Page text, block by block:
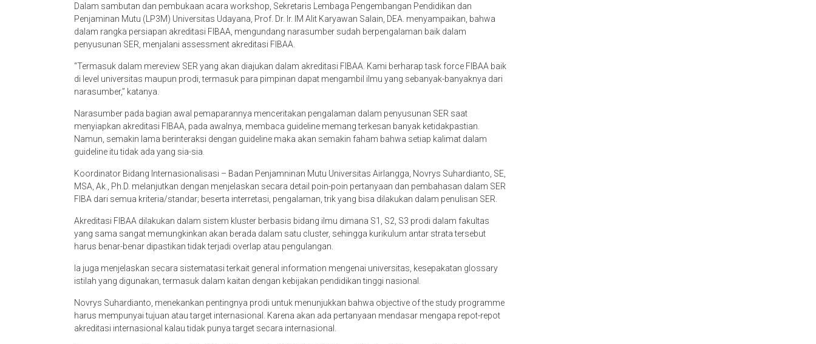
Dalam sambutan dan pembukaan acara workshop, Sekretaris Lembaga Pengembangan Pendidikan dan
Penjaminan Mutu (LP3M) Universitas Udayana, Prof. Dr. Ir. IM Alit Karyawan Salain, DEA. menyampaikan, bahwa
dalam rangka persiapan akreditasi FIBAA, mengundang narasumber sudah berpengalaman baik dalam
penyusunan SER, menjalani assessment akreditasi FIBAA.
“Termasuk dalam mereview SER yang akan diajukan dalam akreditasi FIBAA. Kami berharap task force FIBAA baik
di level universitas maupun prodi, termasuk para pimpinan dapat mengambil ilmu yang sebanyak-banyaknya dari
narasumber,” katanya.
Narasumber pada bagian awal pemaparannya menceritakan pengalaman dalam penyusunan SER saat
menyiapkan akreditasi FIBAA, pada awalnya, membaca guideline memang terkesan banyak ketidakpastian.
Namun, semakin lama berinteraksi dengan guideline maka akan semakin faham bahwa setiap kalimat dalam
guideline itu tidak ada yang sia-sia.
Koordinator Bidang Internasionalisasi – Badan Penjamninan Mutu Universitas Airlangga, Novrys Suhardianto, SE,
MSA, Ak., Ph.D. melanjutkan dengan menjelaskan secara detail poin-poin pertanyaan dan pembahasan dalam SER
FIBA dari semua kriteria/standar; beserta interretasi, pengalaman, trik yang bisa dilakukan dalam penulisan SER.
Akreditasi FIBAA dilakukan dalam sistem kluster berbasis bidang ilmu dimana S1, S2, S3 prodi dalam fakultas
yang sama sangat memungkinkan akan berada dalam satu cluster, sehingga kurikulum antar strata tersebut
harus benar-benar dipastikan tidak terjadi overlap atau pengulangan.
Ia juga menjelaskan secara sistematasi terkait general information mengenai universitas, kesepakatan glossary
istilah yang digunakan, termasuk dalam kaitan dengan kebijakan pendidikan tinggi nasional.
Novrys Suhardianto, menekankan pentingnya prodi untuk menunjukkan bahwa objective of the study programme
harus mempunyai tujuan atau target internasional. Karena akan ada pertanyaan mendasar mengapa repot-repot
akreditasi internasional kalau tidak punya target secara internasional.